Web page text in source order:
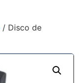
/ Disco de